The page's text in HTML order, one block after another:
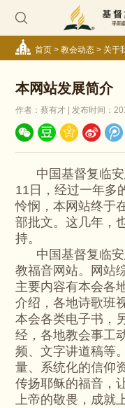
首页> 教会动态> 关于
本网站发展简介
作者：蔡有才 | 发布时间：
中国基督复临安
11日，经过一年多
怜悯，本网站终于
部批文。这几年，
持。
中国基督复临安
教福音网站。网站
主要内容有本会各
介绍，各地诗歌班
本会各类电子书，
经，各地教会事工
频、文字讲道稿等
量、系统化的信仰
传扬耶稣的福音，
上帝的敬畏，成就